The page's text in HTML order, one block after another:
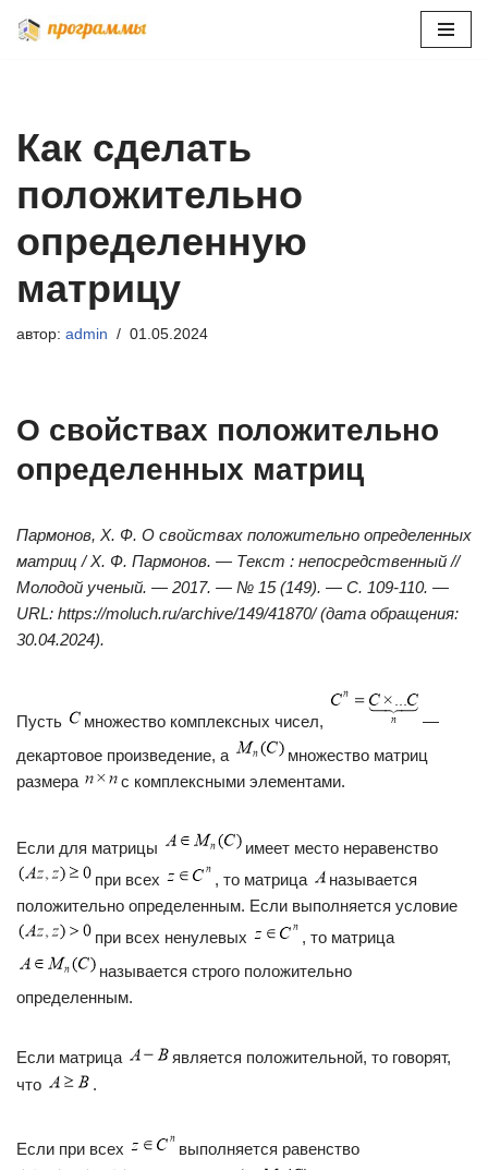
Как сделать
положительно
определенную
матрицу
автор: admin 01.05.2024
О свойствах положительно
определенных матриц
Пармонов, Х. Ф. О свойствах положительно определенных
матриц / Х. Ф. Пармонов. — Текст : непосредственный //
Молодой ученый. — 2017. — № 15 (149). — С. 109-110. —
URL: https://moluch.ru/archive/149/41870/ (дата обращения:
30.04.2024).
Пусть множество комплексных чисел,
—
декартовое произведение, а
множество матриц
размера
с комплексными элементами.
Если для матрицы
имеет место неравенство
при всех
, то матрица
называется
положительно определенным. Если выполняется условие
при всех ненулевых
, то матрица
называется строго положительно
определенным.
Если матрица
является положительной, то говорят,
что
.
Если при всех
выполняется равенство